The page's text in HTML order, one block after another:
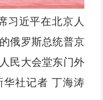
习近平在北京人
俄罗斯总统普京
民大会堂东门外
华社记者 丁海涛